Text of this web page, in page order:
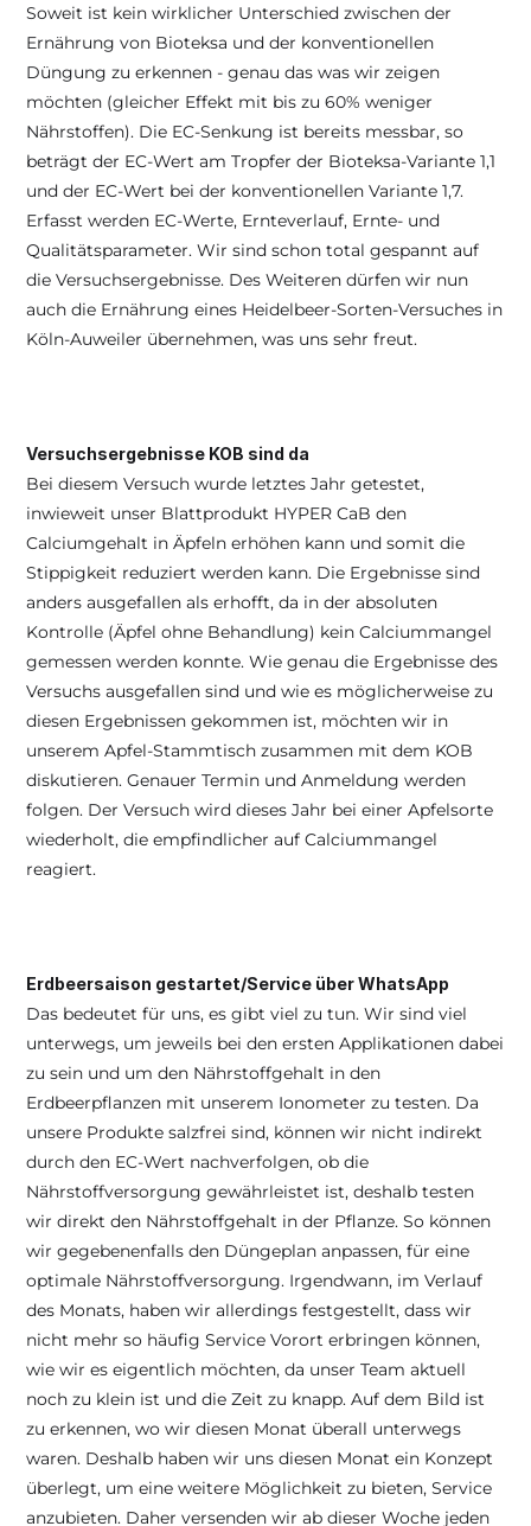
Soweit ist kein wirklicher Unterschied zwischen der
Ernährung von Bioteksa und der konventionellen
Düngung zu erkennen - genau das was wir zeigen
möchten (gleicher Effekt mit bis zu 60% weniger
Nährstoffen). Die EC-Senkung ist bereits messbar, so
beträgt der EC-Wert am Tropfer der Bioteksa-Variante 1,1
und der EC-Wert bei der konventionellen Variante 1,7.
Erfasst werden EC-Werte, Ernteverlauf, Ernte- und
Qualitätsparameter. Wir sind schon total gespannt auf
die Versuchsergebnisse. Des Weiteren dürfen wir nun
auch die Ernährung eines Heidelbeer-Sorten-Versuches in
Köln-Auweiler übernehmen, was uns sehr freut.
Versuchsergebnisse KOB sind da
Bei diesem Versuch wurde letztes Jahr getestet,
inwieweit unser Blattprodukt HYPER CaB den
Calciumgehalt in Äpfeln erhöhen kann und somit die
Stippigkeit reduziert werden kann. Die Ergebnisse sind
anders ausgefallen als erhofft, da in der absoluten
Kontrolle (Äpfel ohne Behandlung) kein Calciummangel
gemessen werden konnte. Wie genau die Ergebnisse des
Versuchs ausgefallen sind und wie es möglicherweise zu
diesen Ergebnissen gekommen ist, möchten wir in
unserem Apfel-Stammtisch zusammen mit dem KOB
diskutieren. Genauer Termin und Anmeldung werden
folgen. Der Versuch wird dieses Jahr bei einer Apfelsorte
wiederholt, die empfindlicher auf Calciummangel
reagiert.
Erdbeersaison gestartet/Service über WhatsApp
Das bedeutet für uns, es gibt viel zu tun. Wir sind viel
unterwegs, um jeweils bei den ersten Applikationen dabei
zu sein und um den Nährstoffgehalt in den
Erdbeerpflanzen mit unserem Ionometer zu testen. Da
unsere Produkte salzfrei sind, können wir nicht indirekt
durch den EC-Wert nachverfolgen, ob die
Nährstoffversorgung gewährleistet ist, deshalb testen
wir direkt den Nährstoffgehalt in der Pflanze. So können
wir gegebenenfalls den Düngeplan anpassen, für eine
optimale Nährstoffversorgung. Irgendwann, im Verlauf
des Monats, haben wir allerdings festgestellt, dass wir
nicht mehr so häufig Service Vorort erbringen können,
wie wir es eigentlich möchten, da unser Team aktuell
noch zu klein ist und die Zeit zu knapp. Auf dem Bild ist
zu erkennen, wo wir diesen Monat überall unterwegs
waren. Deshalb haben wir uns diesen Monat ein Konzept
überlegt, um eine weitere Möglichkeit zu bieten, Service
anzubieten. Daher versenden wir ab dieser Woche jeden